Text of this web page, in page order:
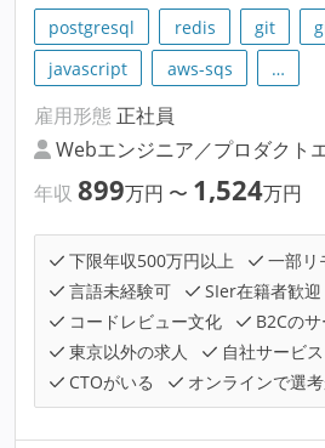
postgresql redis git
javascript
aws-sqs …
雇用形態 正社員
Webエンジニア／プロダクト
年収 899万円 〜 1,524万円
下限年収500万円以上
一部リ
言語未経験可
SIer在籍者歓迎
コードレビュー文化
B2Cの
東京以外の求人
自社サービ
CTOがいる
オンラインで選